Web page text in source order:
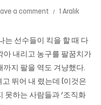
a comment
1 Aralık
는 선수들이 킥을 할 때 다
아 내리고 농구를 팔꿈치가
까지 팔을 역도 겨냥했다.
뛰어 내 렸는데 (이것은
못하는 사람들과 ‘조직화